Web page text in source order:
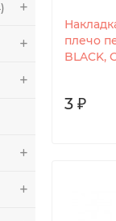
плечо
BLACK,
3 ₽